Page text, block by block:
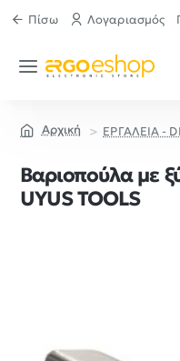
Πίσω Λογαριασμός
ΕΡΓΑΛΕΙΑ -
Βαριοπούλα με
UYUS TOOLS